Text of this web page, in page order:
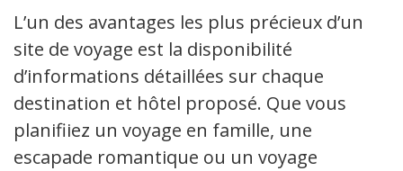
L’un des avantages les plus précieux d’un
site de voyage est la disponibilité
d’informations détaillées sur chaque
destination et hôtel proposé. Que vous
planifiiez un voyage en famille, une
escapade romantique ou un voyage